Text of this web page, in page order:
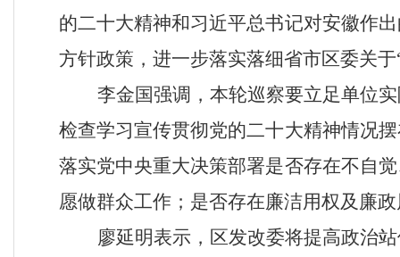
的二十大精神和习近平总书记对安徽作
方针政策，进一步落实落细省市区委关于
李金国强调，本轮巡察要立足单位
检查学习宣传贯彻党的二十大精神情况
落实党中央重大决策部署是否存在不自
愿做群众工作；是否存在廉洁用权及廉
廖延明表示，区发改委将提高政治